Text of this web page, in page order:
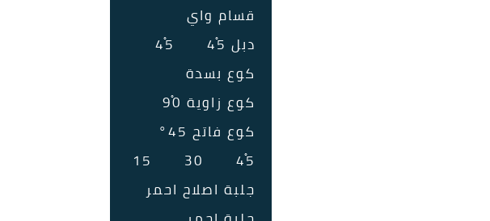
قسام واي
دبل 45ْ
45ْ
كوع بسدة
كوع زاوية 90ْ
كوع فاتح 45°
45ْ
30
15
جلبة اصلاح احمر